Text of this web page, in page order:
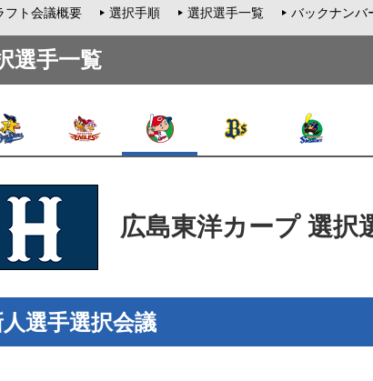
フト会議概要 選択手順 選択選手一覧 バックナンバ
選手一覧
広島東洋カープ 選択
選手選択会議